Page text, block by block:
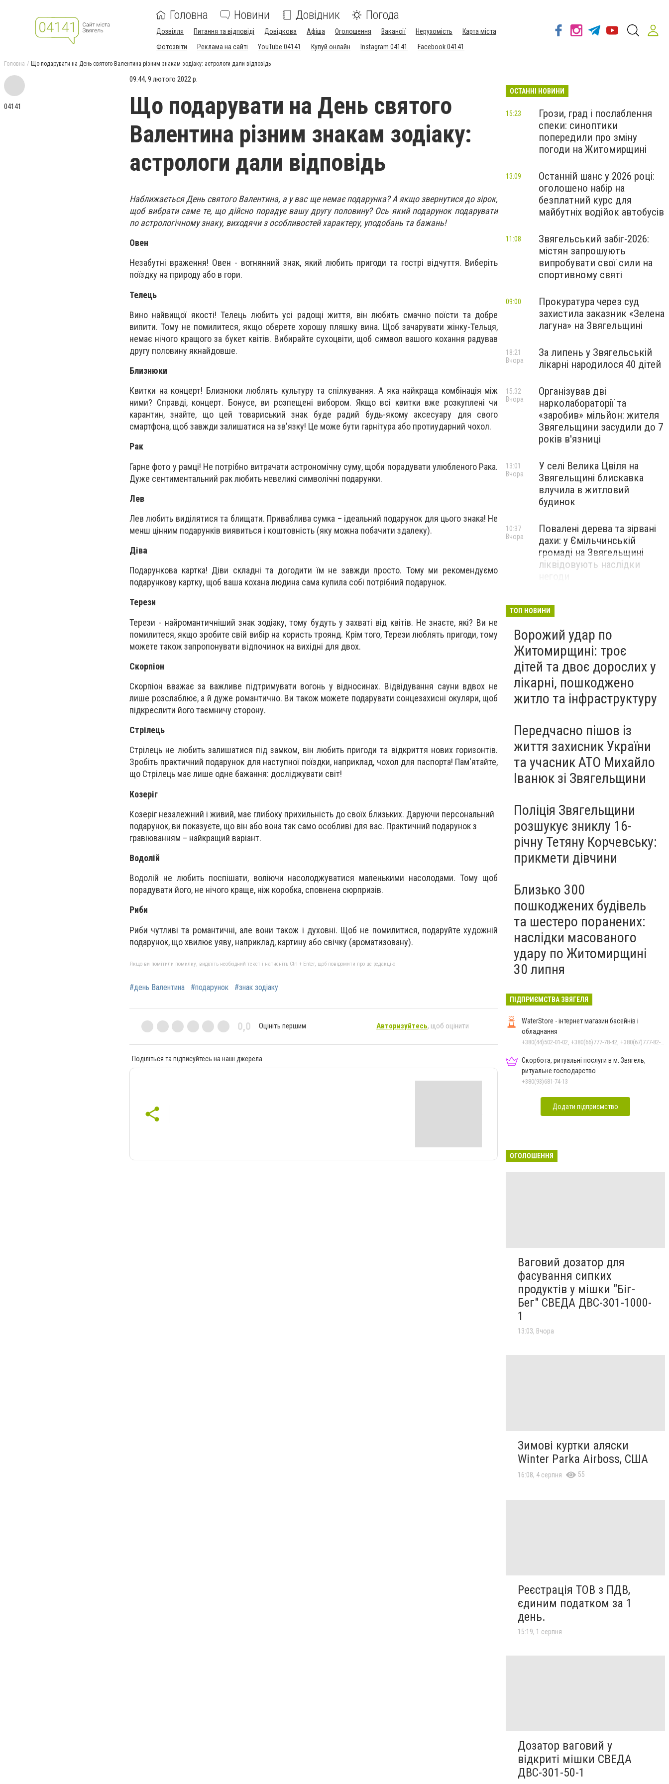
Головна Новини Довідник Погода
Дозвілля Питання та відповіді Довідкова Афіша Оголошення Вакансії Нерухомість
Карта міста
Фотозвіти
Реклама на сайті YouTube 04141 Купуй онлайн Instagram 04141 Facebook 04141
Головна Що подарувати на День святого Валентина різним знакам зодіаку: астрологи дали відповідь
04141
09:44, 9 лютого 2022 р.
Що подарувати на День святого
Валентина різним знакам зодіаку:
астрологи дали відповідь
Наближається День святого Валентина, а у вас ще немає подарунка? А якщо звернутися до зірок,
щоб вибрати саме те, що дійсно порадує вашу другу половину? Ось який подарунок подарувати
по астрологічному знаку, виходячи з особливостей характеру, уподобань та бажань!
Овен
Незабутні враження! Овен - вогнянний знак, який любить пригоди та гострі відчуття. Виберіть
поїздку на природу або в гори.
Телець
Вино найвищої якості! Телець любить усі радощі життя, він любить смачно поїсти та добре
випити. Тому не помилитеся, якщо оберете хорошу пляшку вина. Щоб зачарувати жінку-Тельця,
немає нічого кращого за букет квітів. Вибирайте сухоцвіти, щоб символ вашого кохання радував
другу половину якнайдовше.
Близнюки
Квитки на концерт! Близнюки люблять культуру та спілкування. А яка найкраща комбінація між
ними? Справді, концерт. Бонусе, ви розпещені вибором. Якщо всі квитки вже розкуплені чи
карантин, знайте, що цей товариський знак буде радий будь-якому аксесуару для свого
смартфона, щоб завжди залишатися на зв'язку! Це може бути гарнітура або протиударний чохол.
Рак
Гарне фото у рамці! Не потрібно витрачати астрономічну суму, щоби порадувати улюбленого Рака.
Дуже сентиментальний рак любить невеликі символічні подарунки.
Лев
Лев любить виділятися та блищати. Приваблива сумка – ідеальний подарунок для цього знака! Не
менш цінним подарунків виявиться і коштовність (яку можна побачити здалеку).
Діва
Подарункова картка! Діви складні та догодити їм не завжди просто. Тому ми рекомендуємо
подарункову картку, щоб ваша кохана людина сама купила собі потрібний подарунок.
Терези
Терези - найромантичніший знак зодіаку, тому будуть у захваті від квітів. Не знаєте, які? Ви не
помилитеся, якщо зробите свій вибір на користь троянд. Крім того, Терези люблять пригоди, тому
можете також запропонувати відпочинок на вихідні для двох.
Скорпіон
Скорпіон вважає за важливе підтримувати вогонь у відносинах. Відвідування сауни вдвох не
лише розслаблює, а й дуже романтично. Ви також можете подарувати сонцезахисні окуляри, щоб
підкреслити його таємничу сторону.
Стрілець
Стрілець не любить залишатися під замком, він любить пригоди та відкриття нових горизонтів.
Зробіть практичний подарунок для наступної поїздки, наприклад, чохол для паспорта! Пам'ятайте,
що Стрілець має лише одне бажання: досліджувати світ!
Козеріг
Козеріг незалежний і живий, має глибоку прихильність до своїх близьких. Даруючи персональний
подарунок, ви показуєте, що він або вона так само особливі для вас. Практичний подарунок з
гравіюванням – найкращий варіант.
Водолій
Водолій не любить поспішати, воліючи насолоджуватися маленькими насолодами. Тому щоб
порадувати його, не нічого краще, ніж коробка, сповнена сюрпризів.
Риби
Риби чутливі та романтичні, але вони також і духовні. Щоб не помилитися, подаруйте художній
подарунок, що хвилює уяву, наприклад, картину або свічку (ароматизовану).
Якщо ви помітили помилку, виділіть необхідний текст і натисніть Ctrl + Enter, щоб повідомити про це редакцію
#день Валентина #подарунок #знак зодіаку
0,0 Оцініть першим Авторизуйтесь, щоб оцінити
Поділіться та підписуйтесь на наші джерела
ОСТАННІ НОВИНИ
Грози, град і послаблення
спеки: синоптики
попередили про зміну
погоди на Житомирщині
15:23
Останній шанс у 2026 році:
оголошено набір на
безплатний курс для
майбутніх водійок автобусів
13:09
Звягельський забіг-2026:
містян запрошують
випробувати свої сили на
спортивному святі
11:08
Прокуратура через суд
захистила заказник «Зелена
лагуна» на Звягельщині
09:00
За липень у Звягельській
лікарні народилося 40 дітей
18:21
Вчора
Організував дві
нарколабораторії та
«заробив» мільйон: жителя
Звягельщини засудили до 7
років в'язниці
15:32
Вчора
У селі Велика Цвіля на
Звягельщині блискавка
влучила в житловий
будинок
13:01
Вчора
Повалені дерева та зірвані
дахи: у Ємільчинській
громаді на Звягельщині
ліквідовують наслідки
10:37
Вчора
ТОП НОВИНИ
Ворожий удар по
Житомирщині: троє
дітей та двоє дорослих у
лікарні, пошкоджено
житло та інфраструктуру
Передчасно пішов із
життя захисник України
та учасник АТО Михайло
Іванюк зі Звягельщини
Поліція Звягельщини
розшукує зниклу 16-
річну Тетяну Корчевську:
прикмети дівчини
Близько 300
пошкоджених будівель
та шестеро поранених:
наслідки масованого
удару по Житомирщині
30 липня
ПІДПРИЄМСТВА ЗВЯГЕЛЯ
WaterStore - інтернет магазин басейнів і
обладнання
+380(44)502-01-02, +380(66)777-78-42, +380(67)777-82-19, +380(67)890-80-80, +380(73)890-80-80, +380(44)502-01-03
Скорбота, ритуальні послуги в м. Звягель,
ритуальне господарство
+380(93)681-74-13
Додати підприємство
ОГОЛОШЕННЯ
Ваговий дозатор для
фасування сипких
продуктів у мішки "Біг-
Бег" СВЕДА ДВС-301-1000-
1
13:03, Вчора
Зимові куртки аляски
Winter Parka Airboss, США
16:08, 4 серпня 55
Реєстрація ТОВ з ПДВ,
єдиним податком за 1
день.
15:19, 1 серпня
Дозатор ваговий у
відкриті мішки СВЕДА
ДВС-301-50-1